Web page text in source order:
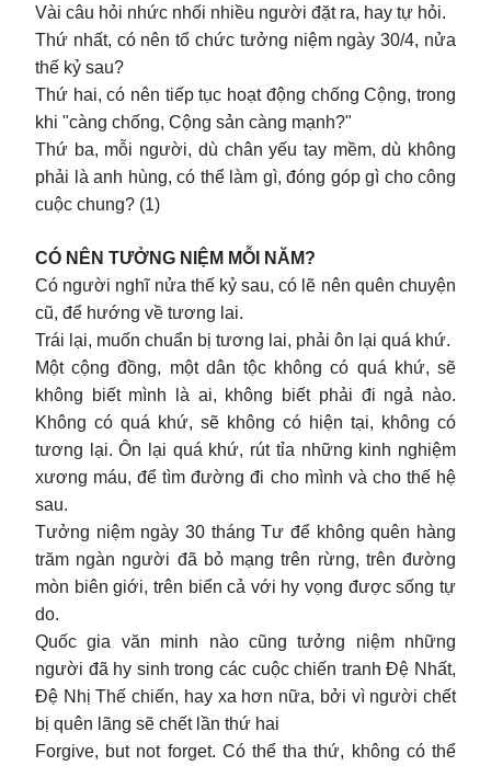
Vài câu hỏi nhức nhối nhiều người đặt ra, hay tự hỏi.
Thứ nhất, có nên tổ chức tưởng niệm ngày 30/4, nửa
thế kỷ sau?
Thứ hai, có nên tiếp tục hoạt động chống Cộng, trong
khi "càng chống, Cộng sản càng mạnh?"
Thứ ba, mỗi người, dù chân yếu tay mềm, dù không
phải là anh hùng, có thể làm gì, đóng góp gì cho công
cuộc chung? (1)
CÓ NÊN TƯỞNG NIỆM MỖI NĂM?
Có người nghĩ nửa thế kỷ sau, có lẽ nên quên chuyện
cũ, để hướng về tương lai.
Trái lại, muốn chuẩn bị tương lai, phải ôn lại quá khứ.
Một cộng đồng, một dân tộc không có quá khứ, sẽ
không biết mình là ai, không biết phải đi ngả nào.
Không có quá khứ, sẽ không có hiện tại, không có
tương lại. Ôn lại quá khứ, rút tỉa những kinh nghiệm
xương máu, để tìm đường đi cho mình và cho thế hệ
sau.
Tưởng niệm ngày 30 tháng Tư để không quên hàng
trăm ngàn người đã bỏ mạng trên rừng, trên đường
mòn biên giới, trên biển cả với hy vọng được sống tự
do.
Quốc gia văn minh nào cũng tưởng niệm những
người đã hy sinh trong các cuộc chiến tranh Đệ Nhất,
Đệ Nhị Thế chiến, hay xa hơn nữa, bởi vì người chết
bị quên lãng sẽ chết lần thứ hai
Forgive, but not forget. Có thể tha thứ, không có thể